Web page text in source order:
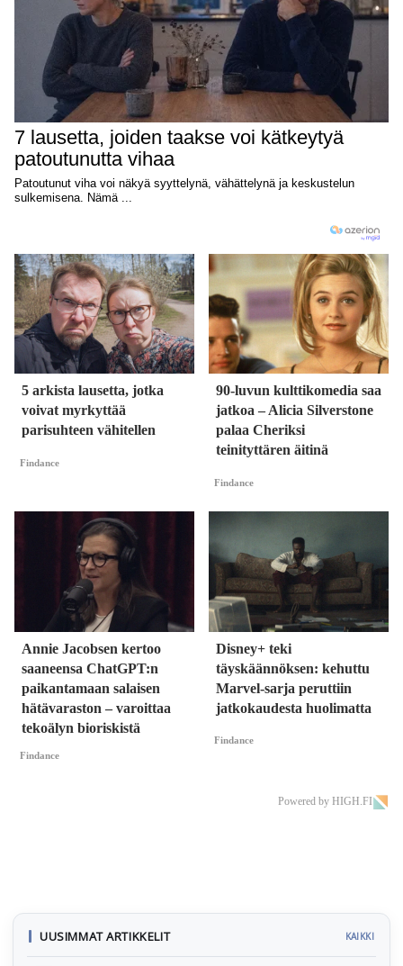
5 arkista lausetta, jotka
voivat myrkyttää
parisuhteen vähitellen
Findance
90-luvun kulttikomedia saa
jatkoa – Alicia Silverstone
palaa Cheriksi
teinityttären äitinä
Findance
Annie Jacobsen kertoo
saaneensa ChatGPT:n
paikantamaan salaisen
hätävaraston – varoittaa
tekoälyn bioriskistä
Findance
Disney+ teki
täyskäännöksen: kehuttu
Marvel-sarja peruttiin
jatkokaudesta huolimatta
Findance
Powered by HIGH.FI
UUSIMMAT ARTIKKELIT KAIKKI